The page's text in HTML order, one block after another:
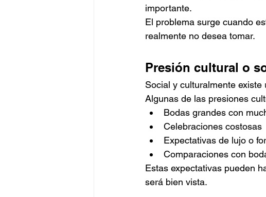
importante.
El problema surge cuando
realmente no desea tomar.
Presión cultural o
Social y culturalmente
Algunas de las presiones
Bodas grandes con
Celebraciones costosas
Expectativas de lujo o
Comparaciones con
Estas expectativas pueden
será bien vista.